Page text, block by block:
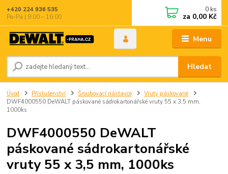
Menu
Hledat
+420 224 936 535
Po–Pá | 9:00 – 16:00
0 ks
za 0,00 Kč
Úvod Příslušenství Šroubovací nástavce
Vruty páskované
DWF4000550 DeWALT páskované sádrokartonářské vruty 55 x 3,5 mm,
1000ks
DWF4000550 DeWALT
páskované sádrokartonářské
vruty 55 x 3,5 mm, 1000ks